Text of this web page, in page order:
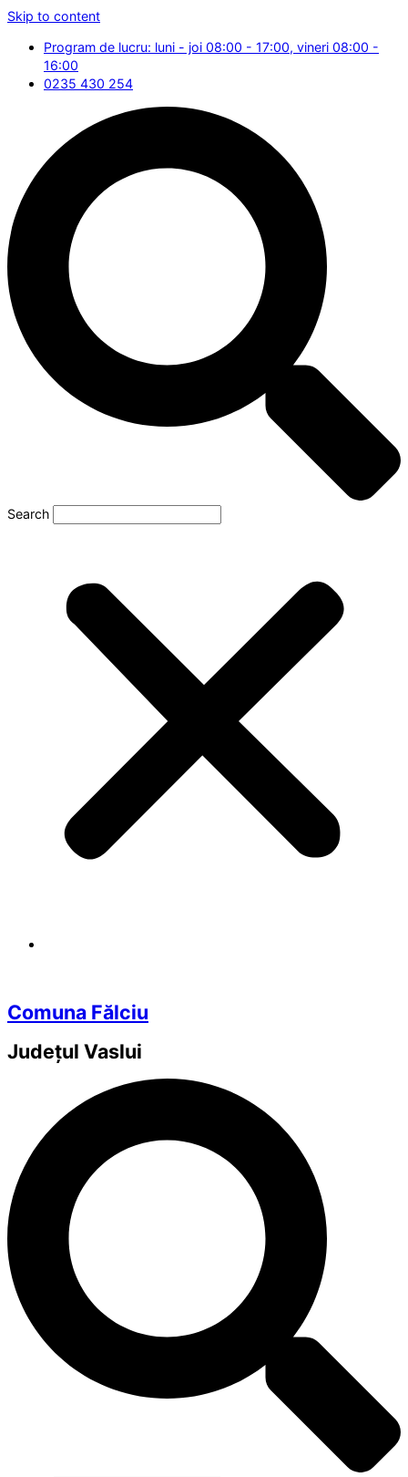
Skip to content
Program de lucru: luni - joi 08:00 - 17:00, vineri 08:00 -
16:00
0235 430 254
Search
Comuna Fălciu
Județul Vaslui